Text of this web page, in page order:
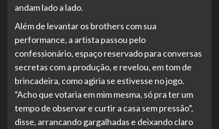
andam lado a lado.
Além de levantar os brothers com sua
performance, a artista passou pelo
confessionário, espaço reservado para conversas
secretas com a produção, e revelou, em tom de
brincadeira, como agiria se estivesse no jogo.
“Acho que votaria em mim mesma, só pra ter um
tempo de observar e curtir a casa sem pressão”,
disse, arrancando gargalhadas e deixando claro